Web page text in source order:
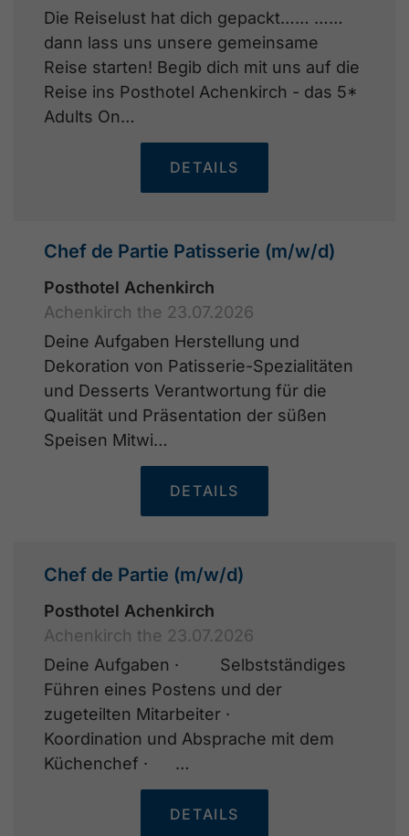
Die Reiselust hat dich gepackt…… ……
dann lass uns unsere gemeinsame
Reise starten! Begib dich mit uns auf die
Reise ins Posthotel Achenkirch - das 5*
Adults On…
DETAILS
Chef de Partie Patisserie (m/w/d)
Posthotel Achenkirch
Achenkirch the 23.07.2026
Deine Aufgaben Herstellung und
Dekoration von Patisserie-Spezialitäten
und Desserts Verantwortung für die
Qualität und Präsentation der süßen
Speisen Mitwi…
DETAILS
Chef de Partie (m/w/d)
Posthotel Achenkirch
Achenkirch the 23.07.2026
Deine Aufgaben · Selbstständiges
Führen eines Postens und der
zugeteilten Mitarbeiter ·
Koordination und Absprache mit dem
Küchenchef · …
DETAILS